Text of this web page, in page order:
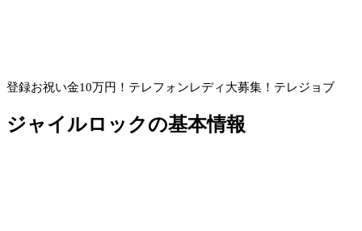
登録お祝い金10万円！ テレフォンレディ大募集！テレジョブ
ジャイルロックの基本情報